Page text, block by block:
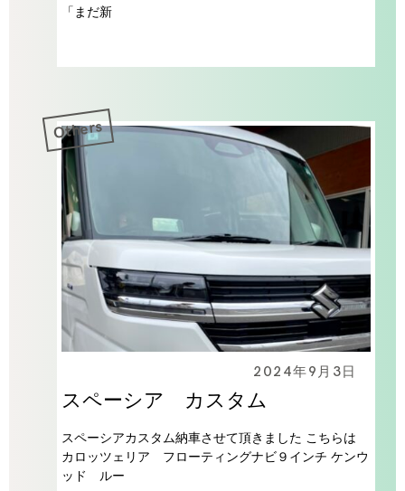
「まだ新
2024年9月3日
スペーシア カスタム
スペーシアカスタム納車させて頂きました こちらは
カロッツェリア フローティングナビ９インチ ケンウ
ッド ルー
Others